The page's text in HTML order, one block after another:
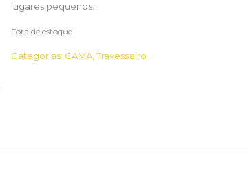
lugares pequenos.
Fora de estoque
Categorias: CAMA,Travesseiro